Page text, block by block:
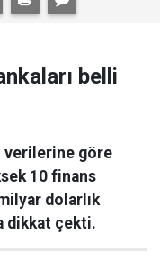
belli
verilerine göre
10 finans
dolarlık
dikkat çekti.